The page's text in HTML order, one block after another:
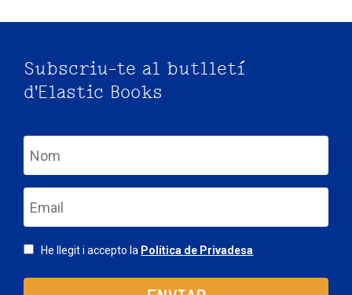
Subscriu-te al butlletí
d'Elastic Books
Consentimiento
He llegit i accepto la Política de Privadesa